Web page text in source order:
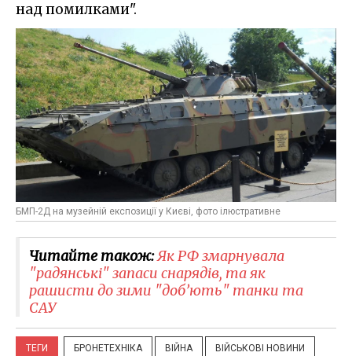
над помилками".
БМП-2Д на музейній експозиції у Києві, фото ілюстративне
Читайте також:Як РФ змарнувала
"радянські" запаси снарядів, та як
рашисти до зими "доб’ють" танки та
САУ
ТЕГИ БРОНЕТЕХНІКА ВІЙНА ВІЙСЬКОВІ НОВИНИ